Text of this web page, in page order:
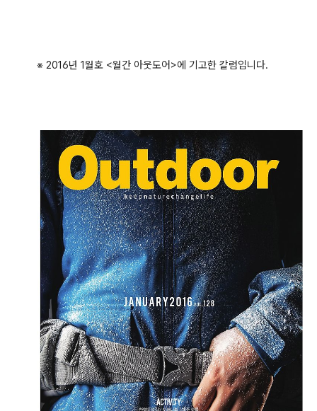
※ 2016년 1월호 <월간 아웃도어>에 기고한 칼럼입니다.